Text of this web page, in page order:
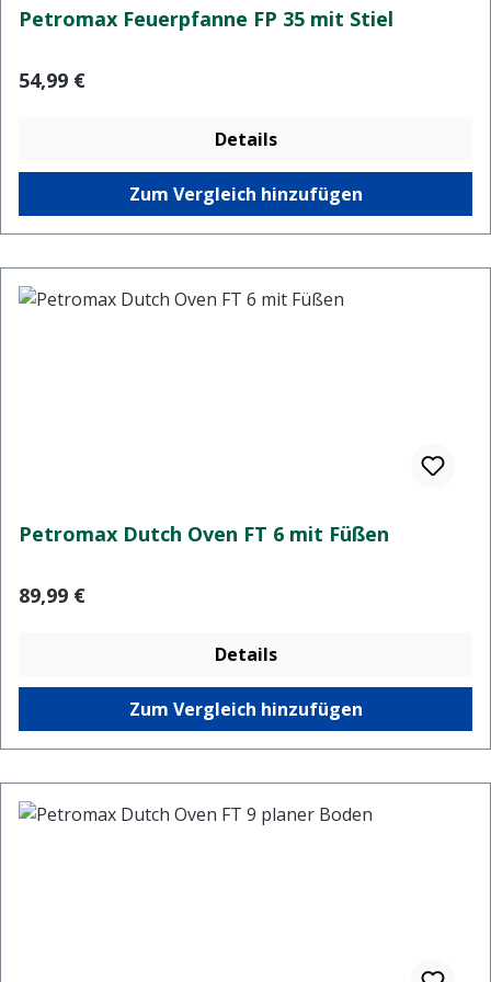
Petromax Feuerpfanne FP 35 mit Stiel
Regulärer Preis:
54,99 €
Details
Zum Vergleich hinzufügen
Petromax Dutch Oven FT 6 mit Füßen
Regulärer Preis:
89,99 €
Details
Zum Vergleich hinzufügen